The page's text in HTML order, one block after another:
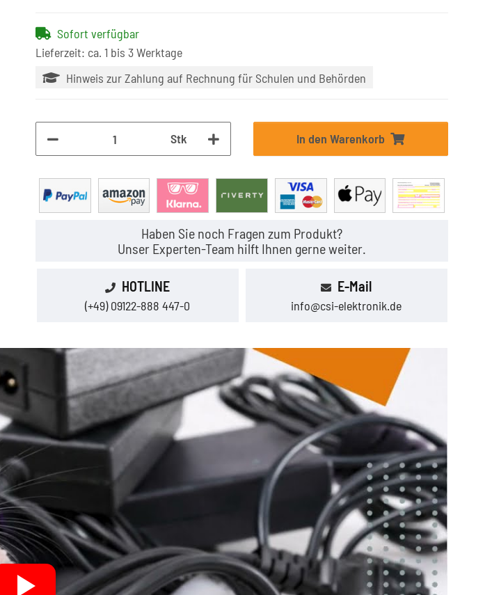
Sofort verfügbar
Lieferzeit: ca. 1 bis 3 Werktage
Hinweis zur Zahlung auf Rechnung für Schulen und Behörden
Stk In den Warenkorb
Haben Sie noch Fragen zum Produkt?
Unser Experten-Team hilft Ihnen gerne weiter.
HOTLINE
(+49) 09122-888 447-0
E-Mail
info@csi-elektronik.de